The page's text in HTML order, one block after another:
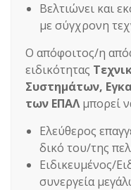
Βελτιώνει και
με σύγχρονη
Ο απόφοιτος/η
ειδικότητας
Συστημάτων,
των ΕΠΑΛμπορεί
Ελεύθερος
δικό του/της
Ειδικευμένος/
συνεργεία